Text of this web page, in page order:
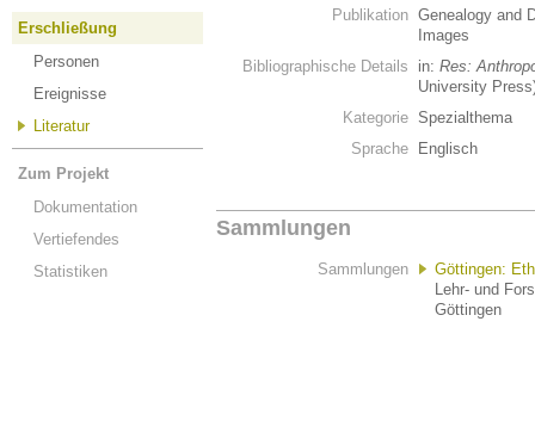
Erschließung
Personen
Ereignisse
Literatur
Zum Projekt
Dokumentation
Vertiefendes
Statistiken
Publikation Genealogy and
Images
Bibliographische Details
in: Res:
University
Kategorie Spezialthema
Sprache
Englisch
Sammlungen
Sammlungen
Göttingen:
Lehr- und
Göttingen